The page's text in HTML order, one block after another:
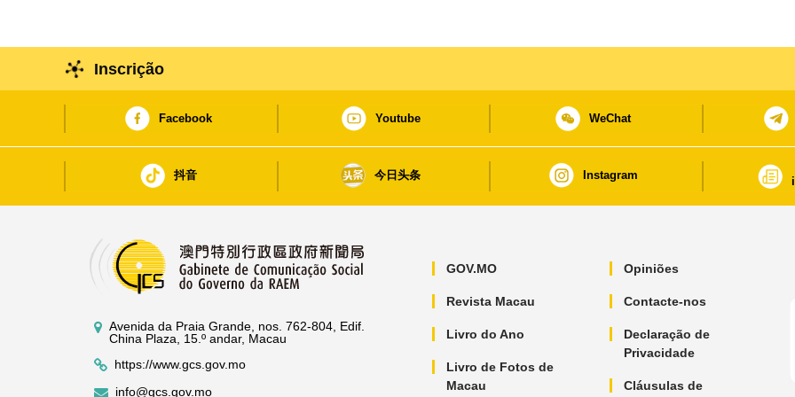
Inscrição
Facebook Youtube WeChat
抖音 今日头条 Instagram
Avenida da Praia Grande, nos. 762-804, Edif.
China Plaza, 15.º andar, Macau
https://www.gcs.gov.mo
info@gcs.gov.mo
GOV.MO
Revista Macau
Livro do Ano
Livro de Fotos de
Macau
Opiniões
Contacte-nos
Declaração de
Privacidade
Cláusulas de